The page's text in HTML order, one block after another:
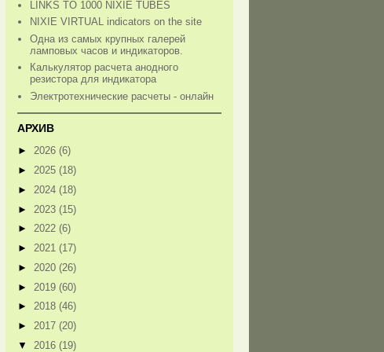
LINKS TO 1000 NIXIE TUBES
NIXIE VIRTUAL indicators on the site
Одна из самых крупных галерей
ламповых часов и индикаторов.
Калькулятор расчета анодного
резистора для индикатора
Электротехнические расчеты - онлайн
АРХИВ
► 2026 (6)
► 2025 (18)
► 2024 (18)
► 2023 (15)
► 2022 (6)
► 2021 (17)
► 2020 (26)
► 2019 (60)
► 2018 (46)
► 2017 (20)
▼ 2016 (19)